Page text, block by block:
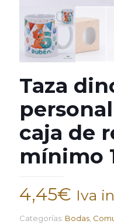
Taza
caja de
mínimo
4,45€ Iva
Categorías: Bodas,